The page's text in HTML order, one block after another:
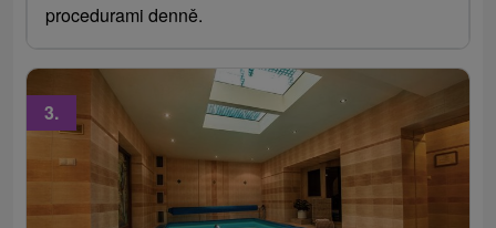
procedurami denně.
3.